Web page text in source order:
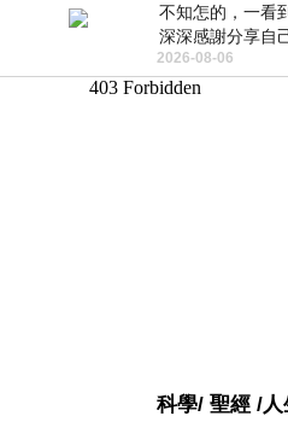
不知怎的，一看
深深感謝分享自
不同樣貌的家庭
2026-08-06
科學/ 聖經 /